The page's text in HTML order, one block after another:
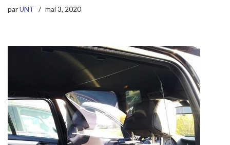
parUNT mai 3, 2020